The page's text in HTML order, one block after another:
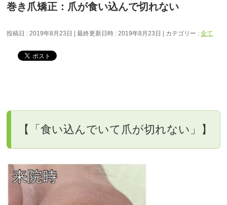
巻き爪矯正：爪が食い込んで切れない
投稿日 : 2019年8月23日 最終更新日時 : 2019年8月23日 カテゴリー :全て
【「食い込んでいて爪が切れない」】